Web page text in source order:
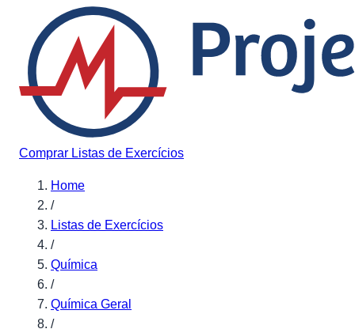
Pular para o conteúdo
Comprar Listas de Exercícios
Home
/
Listas de Exercícios
/
Química
/
Química Geral
/